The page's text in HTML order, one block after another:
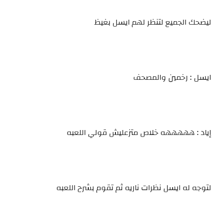
ليضحك الجميع لتنظر لهم ايسل بغيظ
ايسل : رخمين والمصحف
إياد : هههههه خلاص متزعليش قولي اللعبه
لتوجه له ايسل نظرات ناريه ثم تقوم بشرح اللعبه